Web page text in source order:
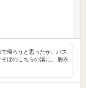
帰ろうと思ったが、バス
ばのこちらの湯に。 脱衣